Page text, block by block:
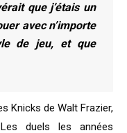
que j’étais un
avec n’importe
de jeu, et que
Knicks de Walt Frazier,
duels les années